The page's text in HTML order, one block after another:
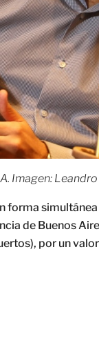
Imagen: Leandro
forma
de Buenos
por un